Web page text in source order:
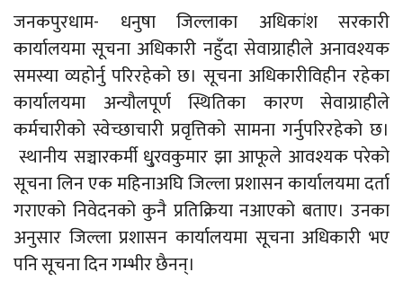
जनकपुरधाम- धनुषा जिल्लाका अधिकांश सरकारी
कार्यालयमा सूचना अधिकारी नहुँदा सेवाग्राहीले अनावश्यक
समस्या व्यहोर्नु परिरहेको छ। सूचना अधिकारीविहीन रहेका
कार्यालयमा अन्यौलपूर्ण स्थितिका कारण सेवाग्राहीले
कर्मचारीको स्वेच्छाचारी प्रवृत्तिको सामना गर्नुपरिरहेको छ।
स्थानीय सञ्चारकर्मी धु्रवकुमार झा आफूले आवश्यक परेको
सूचना लिन एक महिनाअघि जिल्ला प्रशासन कार्यालयमा दर्ता
गराएको निवेदनको कुनै प्रतिक्रिया नआएको बताए। उनका
अनुसार जिल्ला प्रशासन कार्यालयमा सूचना अधिकारी भए
पनि सूचना दिन गम्भीर छैनन्।